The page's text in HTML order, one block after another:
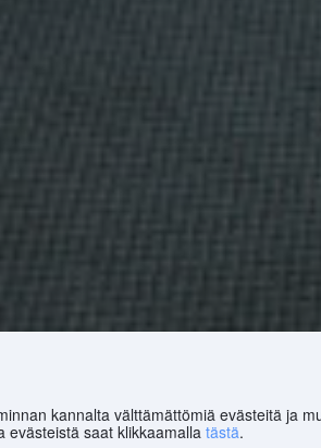
kannalta välttämättömiä evästeitä ja
evästeistä saat klikkaamalla tästä.